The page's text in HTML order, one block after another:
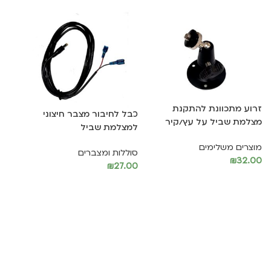
זמן האספקה לישובים מרוחקים / ישובים באיו”ש יכולים להיות
ארוכים יותר.
מוזמנים לעקוב אחרינו בעמוד ה Facebook
זרוע מתכוונת להתקנת
מצלמת שביל על עץ/קיר
מוצרים משלימים
₪32.00
כבל לחיבור מצבר חיצוני
למצלמת שביל
סוללות ומצברים
₪27.00